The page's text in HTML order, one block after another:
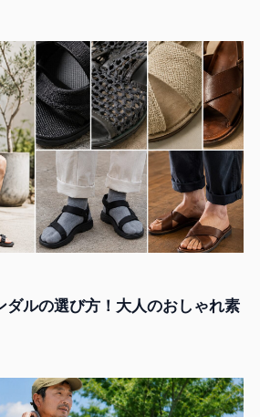
ダルの選び方！大人のおしゃれ素